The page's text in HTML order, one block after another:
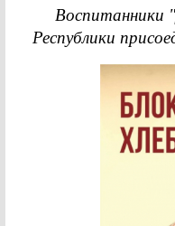
Воспитанники
Республики